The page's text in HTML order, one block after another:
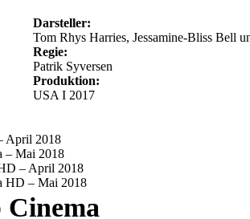
Darsteller:
Tom Rhys Harries, Jessamine-Bliss Bell
Regie:
Patrik Syversen
Produktion:
USA I 2017
April 2018
– Mai 2018
– April 2018
HD – Mai 2018
Cinema